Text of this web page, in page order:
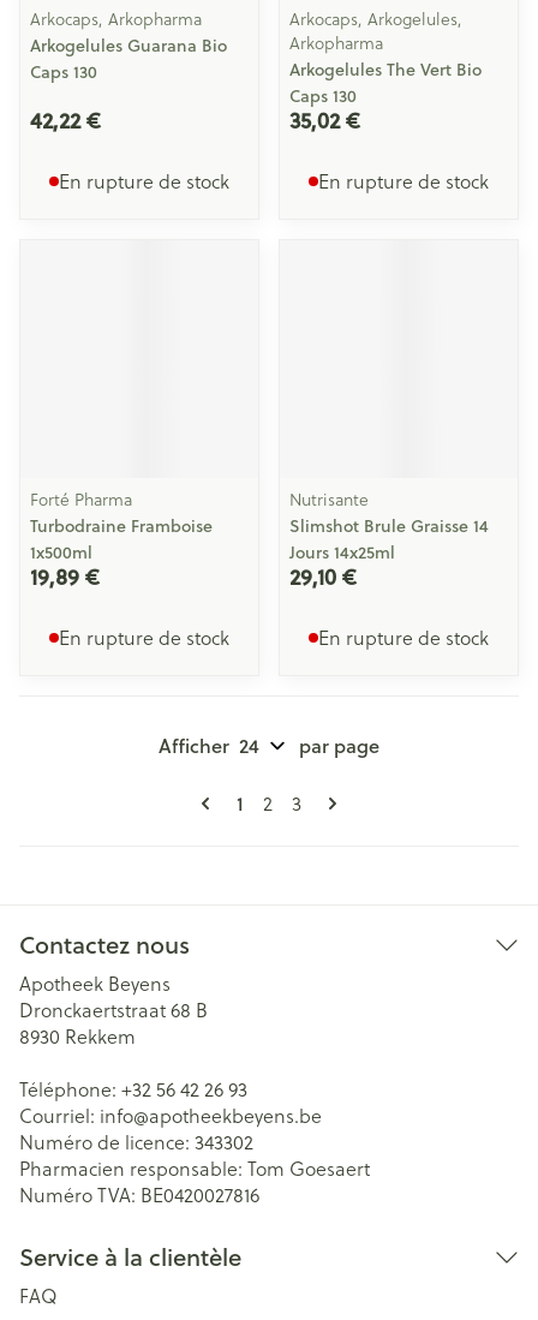
Arkocaps, Arkopharma
Arkogelules Guarana Bio
Caps 130
42,22 €
En rupture de stock
Arkocaps, Arkogelules,
Arkopharma
Arkogelules The Vert Bio
Caps 130
35,02 €
En rupture de stock
Forté Pharma
Turbodraine Framboise
1x500ml
19,89 €
En rupture de stock
Nutrisante
Slimshot Brule Graisse 14
Jours 14x25ml
29,10 €
En rupture de stock
Pages
Vous lisez actuellement la page
1 Page
2 Page
3
Afficher par page
Contactez nous
Apotheek Beyens
Dronckaertstraat 68 B
8930 Rekkem
Téléphone: +32 56 42 26 93
Courriel: info@apotheekbeyens.be
Numéro de licence: 343302
Pharmacien responsable: Tom Goesaert
Numéro TVA: BE0420027816
Service à la clientèle
FAQ